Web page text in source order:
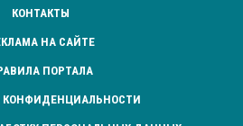
КОНТАКТЫ
НА САЙТЕ
ПОРТАЛА
КОНФИДЕНЦИАЛЬНОСТИ